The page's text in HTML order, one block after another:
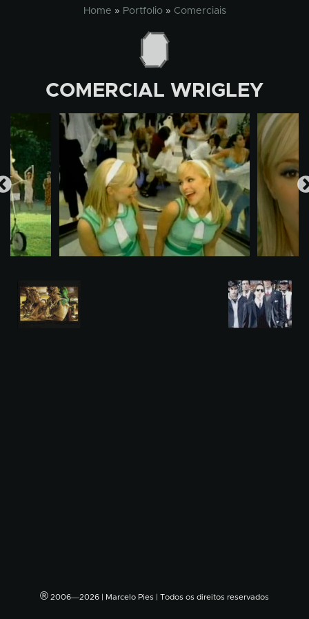
Home » Portfolio» Comerciais
COMERCIAL WRIGLEY
® 2006―2026 | Marcelo Pies | Todos os direitos reservados